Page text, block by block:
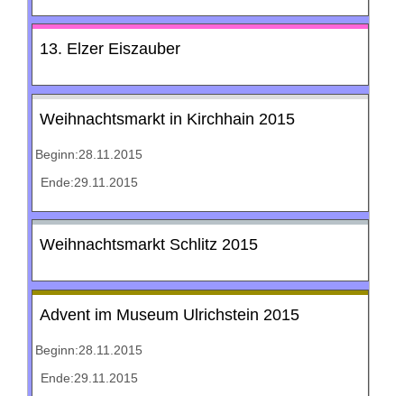
13. Elzer Eiszauber
Weihnachtsmarkt in Kirchhain 2015
Beginn:28.11.2015
Ende:29.11.2015
Weihnachtsmarkt Schlitz 2015
Advent im Museum Ulrichstein 2015
Beginn:28.11.2015
Ende:29.11.2015